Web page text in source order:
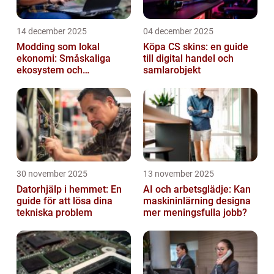
14 december 2025
Modding som lokal
ekonomi: Småskaliga
ekosystem och
04 december 2025
Köpa CS skins: en guide
till digital handel och
samlarobjekt
30 november 2025
Datorhjälp i hemmet: En
guide för att lösa dina
tekniska problem
13 november 2025
AI och arbetsglädje: Kan
maskininlärning designa
mer meningsfulla jobb?